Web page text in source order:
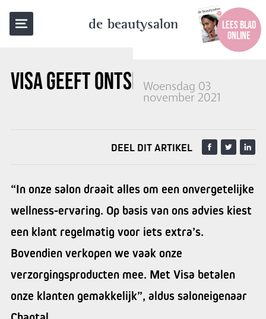
de beautysalon
LEES BLAD
ONLINE
VISA GEEFT ONTSPANNING
Woensdag 03
november 2021
TERUG NAAR OVERZICHT
DEEL DIT ARTIKEL
“In onze salon draait alles om een onvergetelijke
wellness-ervaring. Op basis van ons advies kiest
een klant regelmatig voor iets extra’s.
Bovendien verkopen we vaak onze
verzorgingsproducten mee. Met Visa betalen
onze klanten gemakkelijk”, aldus saloneigenaar